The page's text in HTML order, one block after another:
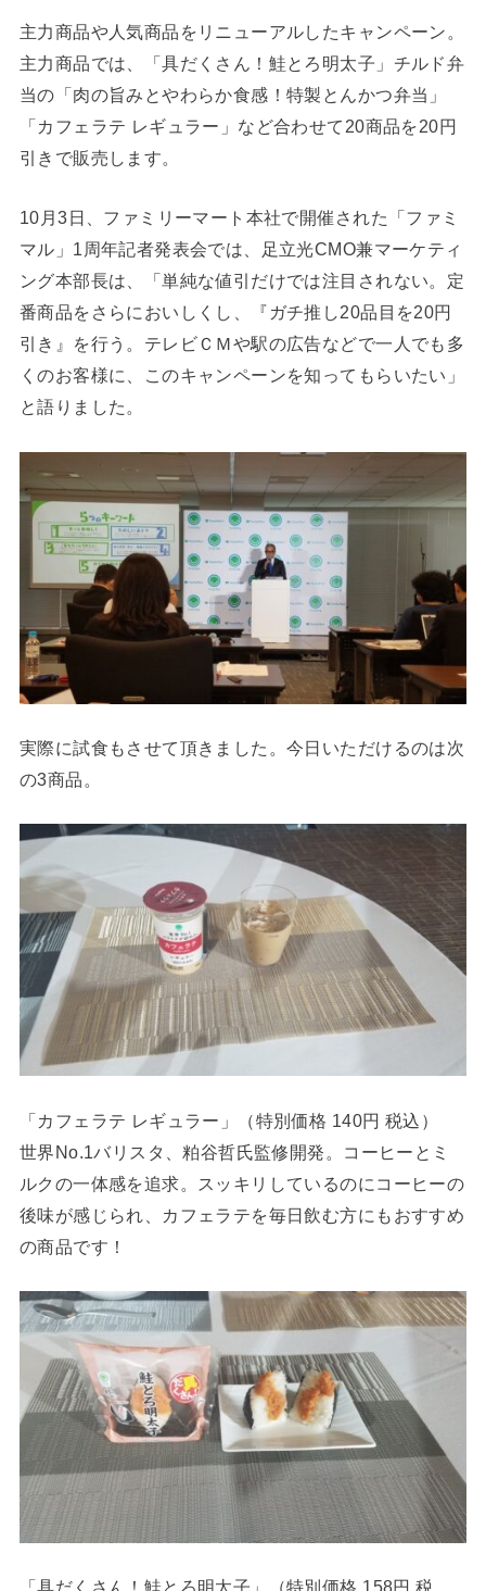
主力商品や人気商品をリニューアルしたキャンペーン。
主力商品では、「具だくさん！鮭とろ明太子」チルド弁
当の「肉の旨みとやわらか食感！特製とんかつ弁当」
「カフェラテ レギュラー」など合わせて20商品を20円
引きで販売します。
10月3日、ファミリーマート本社で開催された「ファミ
マル」1周年記者発表会では、足立光CMO兼マーケティ
ング本部長は、「単純な値引だけでは注目されない。定
番商品をさらにおいしくし、『ガチ推し20品目を20円
引き』を行う。テレビＣＭや駅の広告などで一人でも多
くのお客様に、このキャンペーンを知ってもらいたい」
と語りました。
実際に試食もさせて頂きました。今日いただけるのは次
の3商品。
「カフェラテ レギュラー」（特別価格 140円 税込）
世界No.1バリスタ、粕谷哲氏監修開発。コーヒーとミ
ルクの一体感を追求。スッキリしているのにコーヒーの
後味が感じられ、カフェラテを毎日飲む方にもおすすめ
の商品です！
「具だくさん！鮭とろ明太子」（特別価格 158円 税